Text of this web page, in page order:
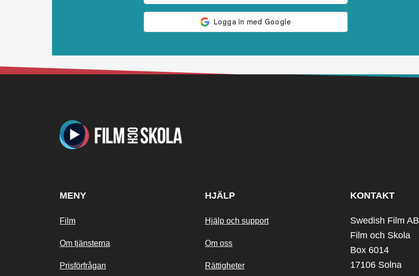
MENY
Film
Om tjänsterna
Prisförfrågan
HJÄLP
Hjälp och support
Om oss
Rättigheter
KONTAKT
Swedish Film AB
Film och Skola
Box 6014
17106 Solna